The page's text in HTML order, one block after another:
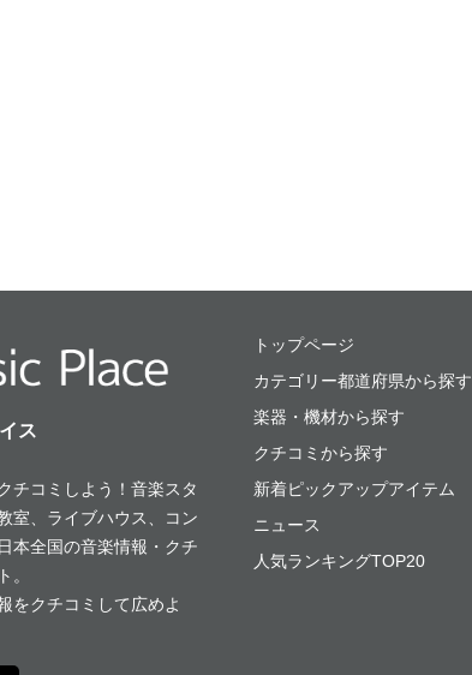
ミュージックプレイス
ス
チコミしよう！音楽スタ
室、ライブハウス、コン
本全国の音楽情報・クチ
。
をクチコミして広めよ
トップページ
カテゴリー都道府県から探す
楽器・機材から探す
クチコミから探す
新着ピックアップアイテム
ニュース
人気ランキングTOP20